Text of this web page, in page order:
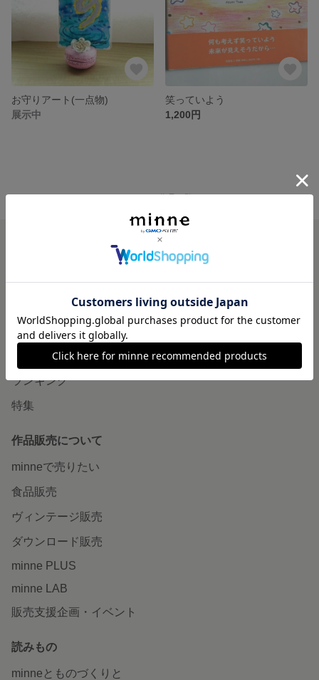
お守りアート(一点物)
展示中
笑っていよう
1,200円
minne ホーム A's Bule GALLERY の作品一覧
minneについて
minneで買いたい
作品をさがす
ショップをさがす
ランキング
特集
作品販売について
minneで売りたい
食品販売
ヴィンテージ販売
ダウンロード販売
minne PLUS
minne LAB
販売支援企画・イベント
読みもの
minneとものづくりと